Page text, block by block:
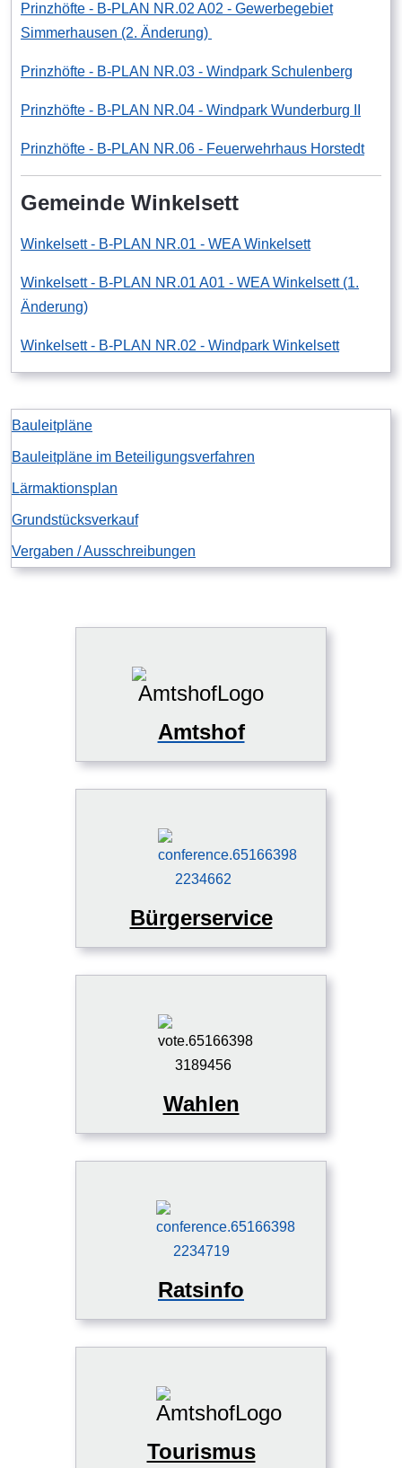
Prinzhöfte - B-PLAN NR.02 A02 - Gewerbegebiet
Simmerhausen (2. Änderung)
Prinzhöfte - B-PLAN NR.03 - Windpark Schulenberg
Prinzhöfte - B-PLAN NR.04 - Windpark Wunderburg II
Prinzhöfte - B-PLAN NR.06 - Feuerwehrhaus Horstedt
Gemeinde Winkelsett
Winkelsett - B-PLAN NR.01 - WEA Winkelsett
Winkelsett - B-PLAN NR.01 A01 - WEA Winkelsett (1.
Änderung)
Winkelsett - B-PLAN NR.02 - Windpark Winkelsett
Bauleitpläne
Bauleitpläne im Beteiligungsverfahren
Lärmaktionsplan
Grundstücksverkauf
Vergaben / Ausschreibungen
Amtshof
Bürgerservice
Wahlen
Ratsinfo
Tourismus